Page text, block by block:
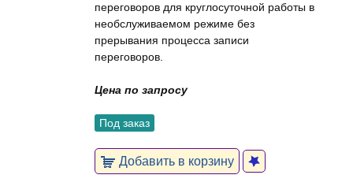
переговоров для круглосуточной работы в
необслуживаемом режиме без
прерывания процесса записи
переговоров.
Цена по запросу
Под заказ
Добавить в корзину